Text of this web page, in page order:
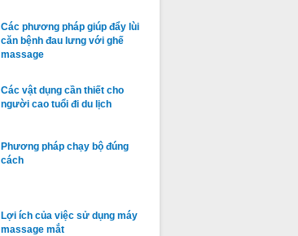
Các phương pháp giúp đẩy lùi
căn bệnh đau lưng với ghế
massage
Các vật dụng cần thiết cho
người cao tuổi đi du lịch
Phương pháp chạy bộ đúng
cách
Lợi ích của việc sử dụng máy
massage mắt